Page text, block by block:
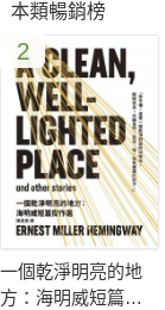
孤島，不管是充
的大姨子伊思美
版社業務員愛蜜
連滿屋子的書香
就在A. J.對人生
的時刻，生命發
是一個小包袱，
起他的人生，以
居民留意到他的
本類暢銷榜
2
一個乾淨明亮的地
方：海明威短篇傑